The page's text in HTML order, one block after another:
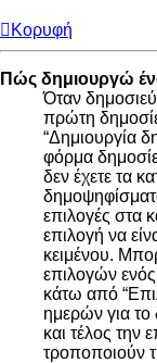
Κορυφή
Πώς δημιουργώ
Όταν
πρώτη
“Δημιουργία
φόρμα
δεν έχετε τα
επιλογές στα
επιλογή να
κειμένου.
επιλογών
κάτω από
ημερών για το
και τέλος την
τροποποιούν